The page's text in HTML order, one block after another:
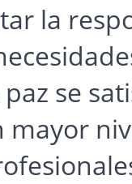
la
se
mayor